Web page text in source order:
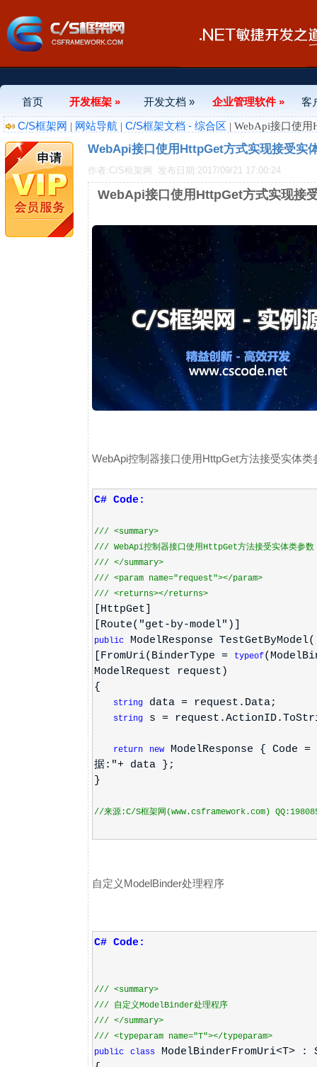
首页 开发框架 » 开发文档 » 企业管理软件 »
客
C/S框架网 | 网站导航 | C/S框架文档 - 综合区 | WebApi接口使
WebApi接口使用HttpGet方式实现接受实
作者:C/S框架网 发布日期:2017/09/21 17:00:24
WebApi接口使用HttpGet方式实现接
WebApi控制器接口使用HttpGet方法接受实体类
C# Code:
/// <summary>
/// WebApi控制器接口使用HttpGet方法接受实体类参数
/// </summary>
/// <param name="request"></param>
/// <returns></returns>
[HttpGet]
[Route("get-by-model")]
public
ModelResponse TestGetByModel(
[FromUri(BinderType =
typeof
ModelRequest request)
{
string data = request.Data;
string s =
return new
ModelResponse { Code
据:"+ data };
}
//来源:C/S框架网(www.csframework.com)
自定义ModelBinder处理程序
C# Code:
/// <summary>
/// 自定义ModelBinder处理程序
/// </summary>
/// <typeparam name="T"></typeparam>
public
class
ModelBinderFromUri<T> :